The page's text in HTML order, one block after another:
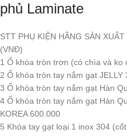
phủ Laminate
STT PHỤ KIỆN HÃNG SẢN
(VNĐ)
1 Ổ khóa tròn trơn (có chìa và ko
2 Ổ khóa tròn tay nắm gạt JELLY
3 Ổ khóa tròn tay nắm gạt Hàn
4 Ổ khóa tròn tay nắm gạt Hàn
KOREA 600.000
5 Khóa tay gạt loại 1 inox 304